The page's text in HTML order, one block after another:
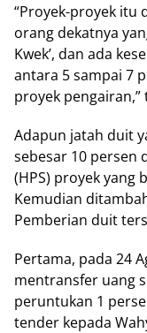
“Proyek-proyek itu
orang dekatnya
Kwek’, dan ada
antara 5 sampai 7
proyek
Adapun jatah duit
sebesar 10 persen
(HPS) proyek yang
Kemudian
Pemberian duit
Pertama, pada 24
mentransfer uang
peruntukan 1
tender kepada